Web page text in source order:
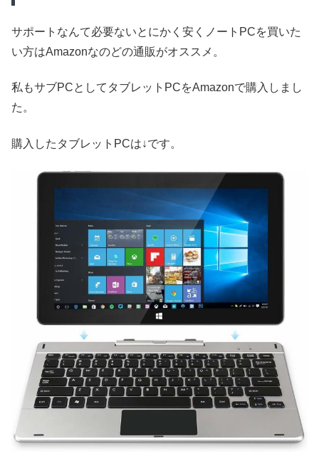
サポートなんて必要ないとにかく安くノートPCを買いた
い方はAmazonなのどの通販がオススメ。
私もサブPCとしてタブレットPCをAmazonで購入しまし
た。
購入したタブレットPCは↓です。